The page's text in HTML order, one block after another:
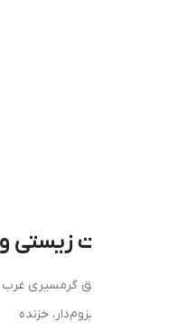
و ساختاری
گرمسیری غرب آفریقا